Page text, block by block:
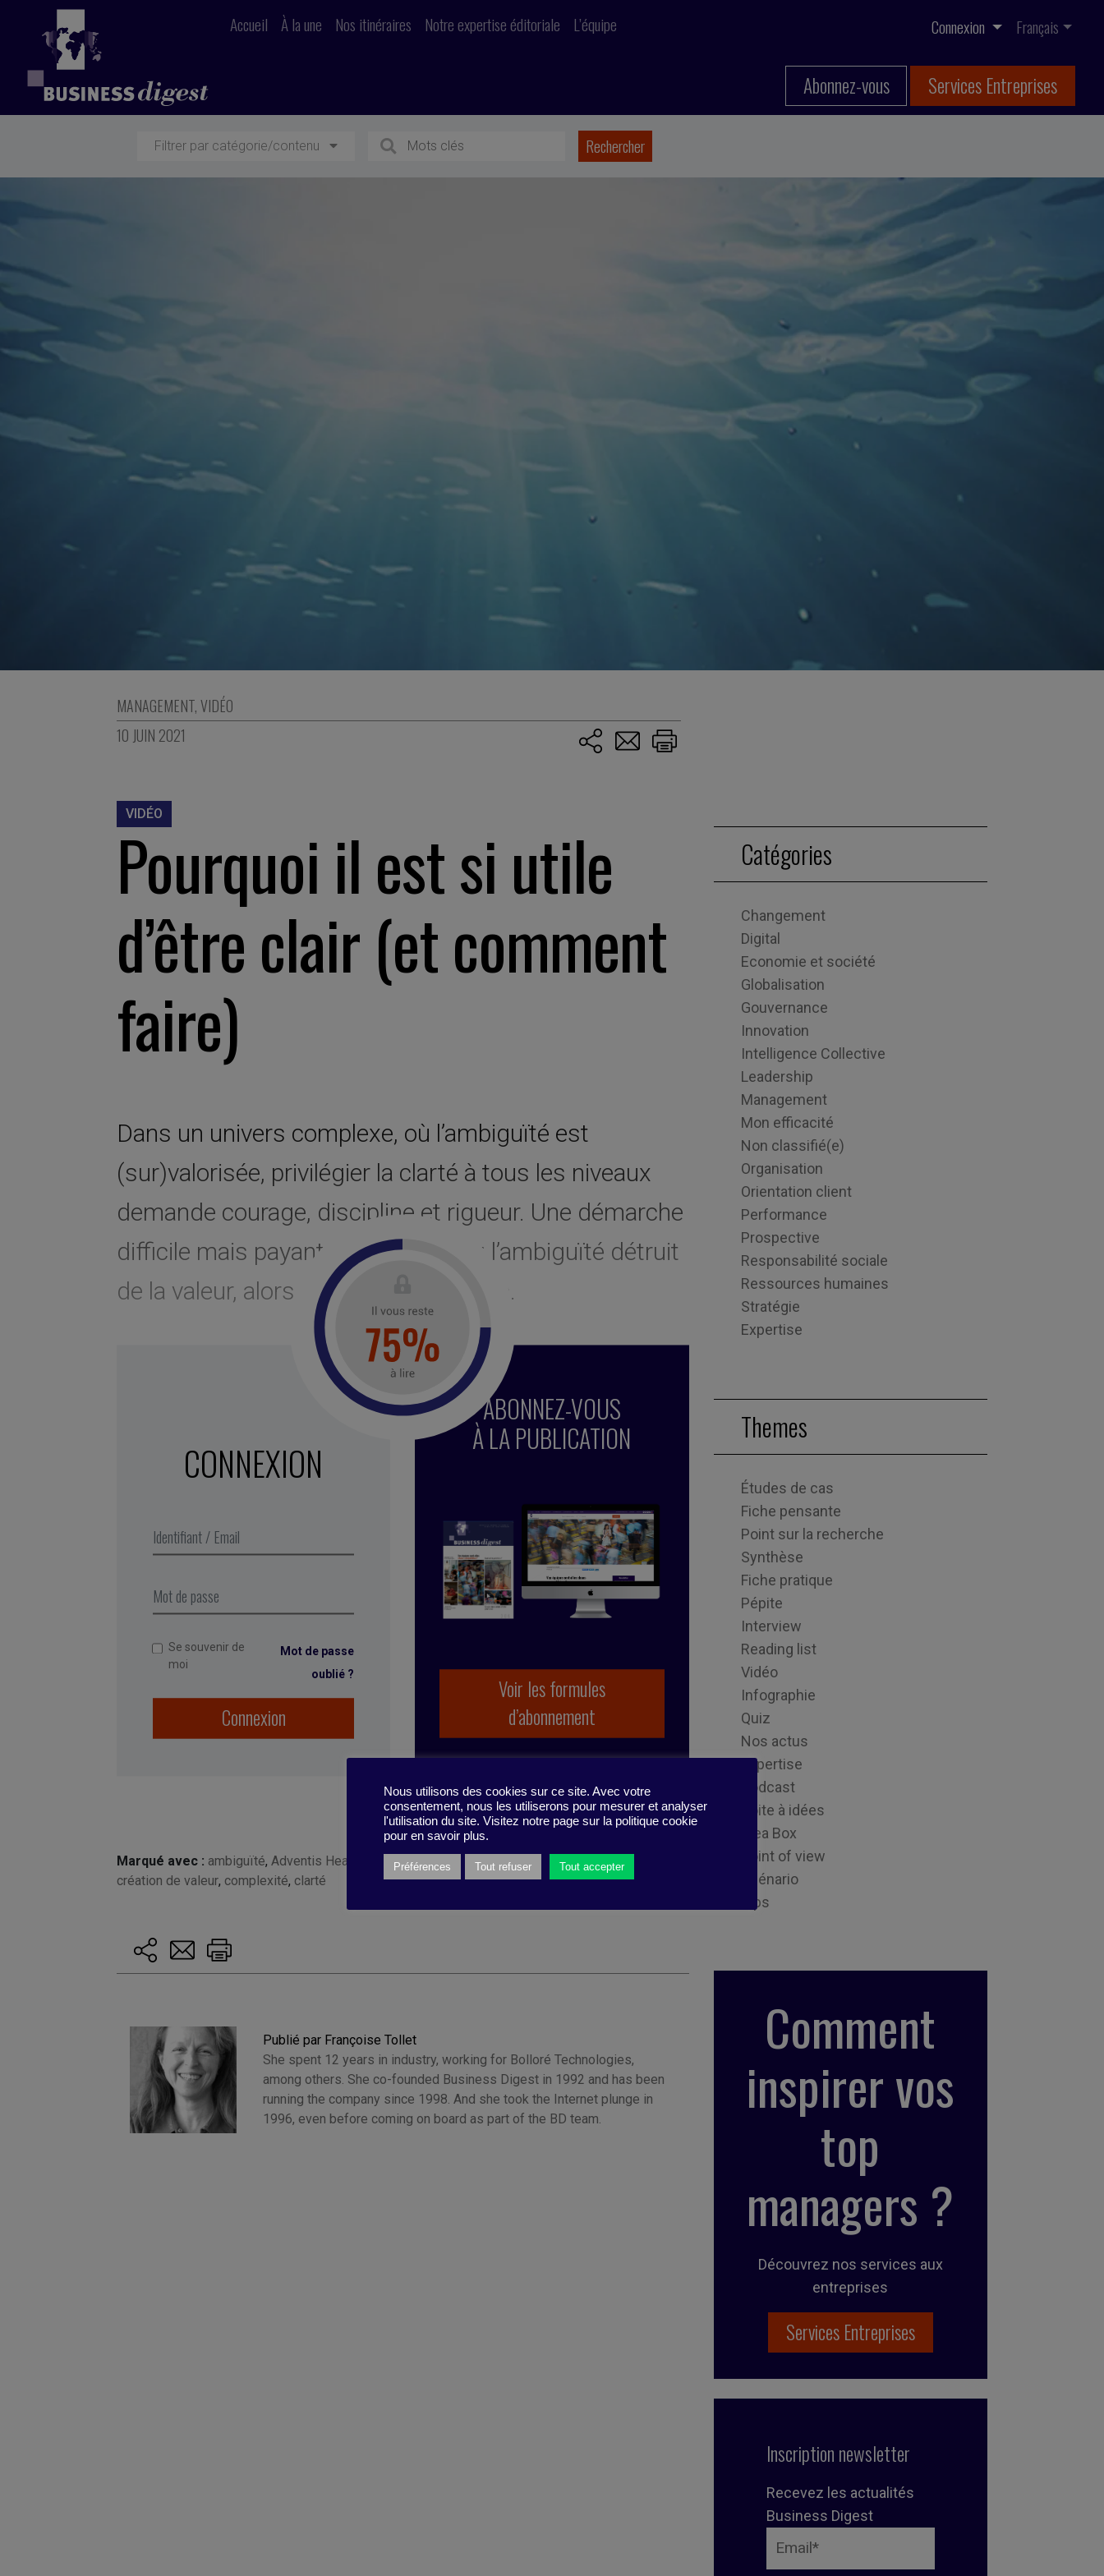
Accueil À la une Nos itinéraires Notre expertise éditoriale L’équipe Connexion Français
Abonnez-vous Services Entreprises
Filtrer par catégorie/contenu
MANAGEMENT,VIDÉO
10 JUIN 2021
VIDÉO
Pourquoi il est si utile
d’être clair (et comment
faire)
Dans un univers complexe, où l’ambiguïté est
(sur)valorisée, privilégier la clarté à tous les niveaux
demande courage, discipline et rigueur. Une démarche
difficile mais payante à long terme : l’ambiguïté détruit
de la valeur, alors que la clarté en crée.
CONNEXION
Se souvenir de
moi
Mot de passe
oublié ?
Connexion
ABONNEZ-VOUS
À LA PUBLICATION
Voir les formules
d’abonnement
Marqué avec : ambiguïté, Adventis Health Lodi Memorial, performance, transparence,culture
création de valeur, complexité, clarté
Publié par Françoise Tollet
She spent 12 years in industry, working for Bolloré Technologies,
among others. She co-founded Business Digest in 1992 and has been
running the company since 1998. And she took the Internet plunge in
1996, even before coming on board as part of the BD team.
Catégories
Changement
Digital
Economie et société
Globalisation
Gouvernance
Innovation
Intelligence Collective
Leadership
Management
Mon efficacité
Non classifié(e)
Organisation
Orientation client
Performance
Prospective
Responsabilité sociale
Ressources humaines
Stratégie
Expertise
Themes
Études de cas
Fiche pensante
Point sur la recherche
Synthèse
Fiche pratique
Pépite
Interview
Reading list
Vidéo
Infographie
Quiz
Nos actus
Expertise
Podcast
Boite à idées
Idea Box
Point of view
Scénario
Tips
Comment
inspirer vos
top
managers ?
Découvrez nos services aux
entreprises
Services Entreprises
Inscription newsletter
Recevez les actualités
Business Digest
Nous utilisons des cookies sur ce site. Avec votre
consentement, nous les utiliserons pour mesurer et analyser
l'utilisation du site. Visitez notre page sur la politique cookie
pour en savoir plus.
Préférences Tout refuser Tout accepter